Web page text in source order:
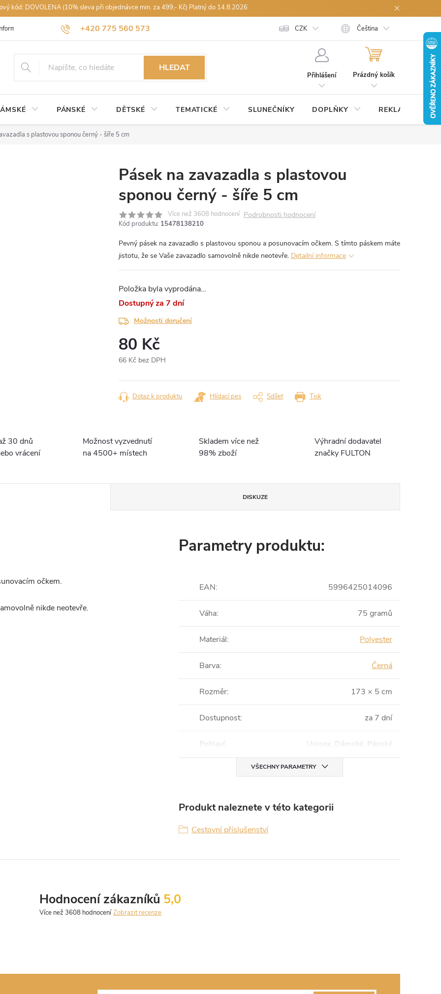
kód: DOVOLENA (10% sleva při objednávce min. za 499,- Kč) Platný do 14.8.2026
+420 775 560 573
petra@rajdestniku.cz
k nákupu Obchodní podmínky Podmínky ochrany osobních údajů Spolupráce B2B Reklamace zboží Odstoupení od
CZK Čeština
HLEDAT
Přihlášení
NÁKUPNÍ
Prázdný košík
PÁNSKÉ DĚTSKÉ TEMATICKÉ SLUNEČNÍKY DOPLŇKY REKLAMNÍ
s plastovou sponou černý - šíře 5 cm
Pásek na zavazadla s plastovou
sponou černý - šíře 5 cm
Podrobnosti hodnocení
Kód produktu: 15478138210
Pevný pásek na zavazadlo s plastovou sponou a posunovacím očkem. S tímto páskem máte
jistotu, že se Vaše zavazadlo samovolně nikde neotevře. Detailní informace
Položka byla vyprodána…
za 7 dní
Možnosti doručení
80 Kč
66 Kč bez DPH
cena:
Tisk
Dotaz k produktu Hlídací pes Sdílet
30 dnů
vrácení
Možnost vyzvednutí
na 4500+ místech
Skladem více než
98% zboží
Výhradní dodavatel
značky FULTON
DISKUZE
očkem.
nikde neotevře.
Parametry produktu:
EAN: 5996425014096
Váha: 75 gramů
Materiál: Polyester
Barva: Černá
Rozměr: 173 × 5 cm
Dostupnost: za 7 dní
Pohlaví: Unisex, Dámské, Pánské
VŠECHNY PARAMETRY
Produkt naleznete v této kategorii
Cestovní příslušenství
5,0
Hodnocení zákazníků
Zobrazit recenze